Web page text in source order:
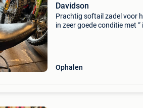
Davidson
Prachtig softail zadel voor
in zeer goede conditie met
Ophalen